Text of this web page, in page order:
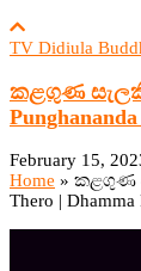
TV Didiula
කළගුණ
February 15,
Home » කළගුණ
Thero | Dhamma